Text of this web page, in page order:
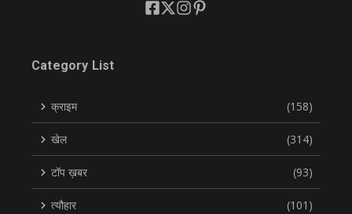
Category List
क्राइम (158)
खेल (314)
टॉप ख़बर (93)
त्यौहार (101)